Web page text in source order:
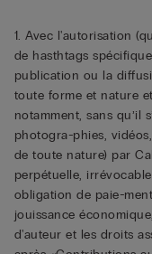
1. Avec l'autorisation
de hasthtags
publication ou la
toute forme et nature
notamment, sans qu’il
photogra-phies,
de toute nature) par
perpétuelle,
obligation de paie-
jouissance
d'auteur et les droits